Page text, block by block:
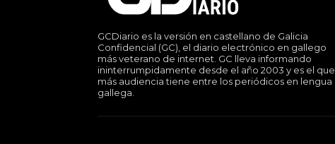
GCDiario es la versión en castellano de Galicia
Confidencial (GC), el diario electrónico en gallego
más veterano de internet. GC lleva informando
ininterrumpidamente desde el año 2003 y es el que
más audiencia tiene entre los periódicos en lengua
gallega.